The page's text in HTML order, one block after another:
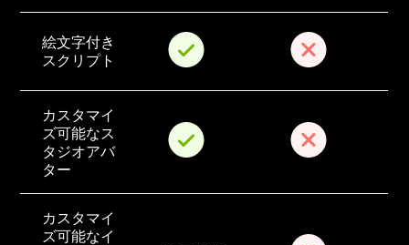
絵文字付き
スクリプト
カスタマイ
ズ可能なス
タジオアバ
ター
カスタマイ
ズ可能なイ